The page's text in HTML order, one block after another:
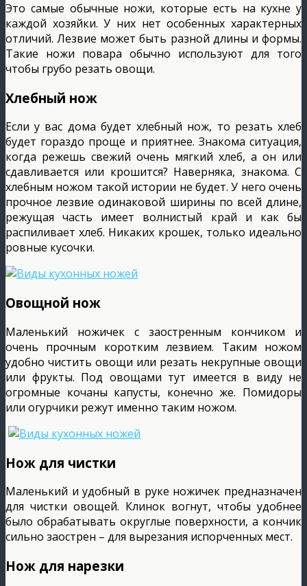
Это самые обычные ножи, которые есть на кухне у
каждой хозяйки. У них нет особенных характерных
отличий. Лезвие может быть разной длины и формы.
Такие ножи повара обычно используют для того
чтобы грубо резать овощи.
Хлебный нож
Если у вас дома будет хлебный нож, то резать хлеб
будет гораздо проще и приятнее. Знакома ситуация,
когда режешь свежий очень мягкий хлеб, а он или
сдавливается или крошится? Наверняка, знакома. С
хлебным ножом такой истории не будет. У него очень
прочное лезвие одинаковой ширины по всей длине,
режущая часть имеет волнистый край и как бы
распиливает хлеб. Никаких крошек, только идеально
ровные кусочки.
Овощной нож
Маленький ножичек с заостренным кончиком и
очень прочным коротким лезвием. Таким ножом
удобно чистить овощи или резать некрупные овощи
или фрукты. Под овощами тут имеется в виду не
огромные кочаны капусты, конечно же. Помидоры
или огурчики режут именно таким ножом.
Нож для чистки
Маленький и удобный в руке ножичек предназначен
для чистки овощей. Клинок вогнут, чтобы удобнее
было обрабатывать округлые поверхности, а кончик
сильно заострен – для вырезания испорченных мест.
Нож для нарезки